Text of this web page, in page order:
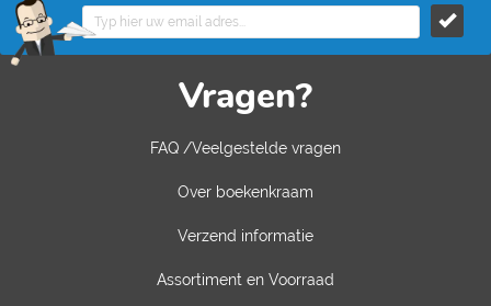
Vragen?
FAQ /Veelgestelde vragen
Over boekenkraam
Verzend informatie
Assortiment en Voorraad